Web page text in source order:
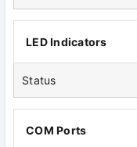
LED Indicators
Status
COM Ports